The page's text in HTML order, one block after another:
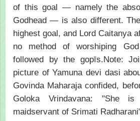
of this goal — namely the
Godhead — is also different.
highest goal, and Lord Caitanya
no method of worshiping
followed by the gopīs.Note:
picture of Yamuna devi dasi
Govinda Maharaja confided,
Goloka Vrindavana: "She
maidservant of Srimati